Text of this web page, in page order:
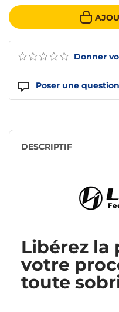
Donner
Poser une question
DESCRIPTIF
Libérez la
votre
toute